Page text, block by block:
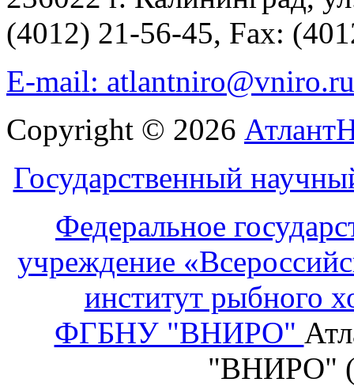
(4012) 21-56-45, Fax:
E-mail: atlantniro@vniro.ru
Copyright © 2026
Государственный
Федеральное
учреждение
институт рыбного
ФГБНУ "ВНИРО"
"ВНИРО"